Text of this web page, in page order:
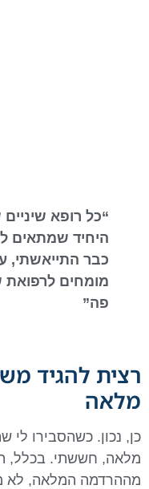
“כל רופא
היחיד שמתאים
מומחים לרפואת
פה”
רצית להגיד
מלאה
כן, נכון. כשהסבירו
מלאה, חששתי. בכלל,
מההרדמה המלאה, לא